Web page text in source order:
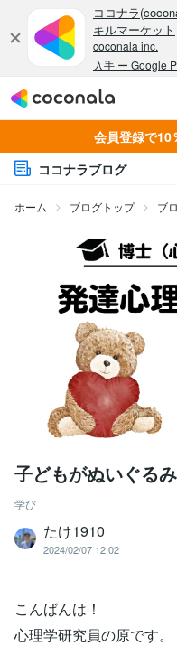
会員登録で10
ココナラブログ
ホーム ブログトップ ブ
子どもがぬいぐる
学び
たけ1910
2024/02/07 12:02
こんばんは！
心理学研究員の原です。